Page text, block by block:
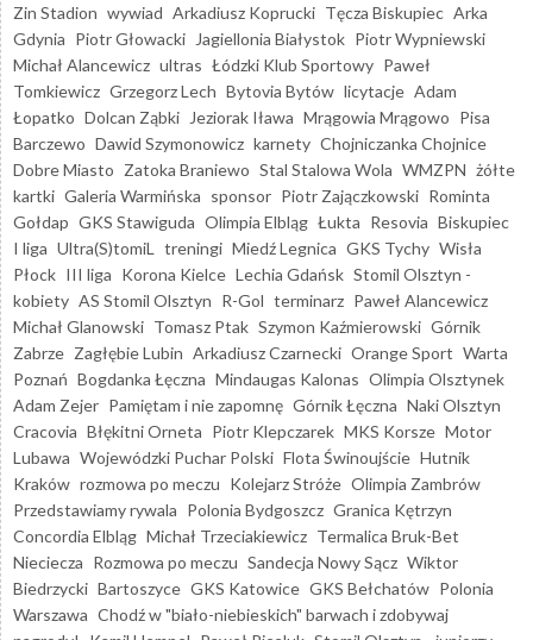
Zin Stadion wywiad Arkadiusz Koprucki Tęcza Biskupiec Arka
Gdynia Piotr Głowacki Jagiellonia Białystok Piotr Wypniewski
Michał Alancewicz ultras Łódzki Klub Sportowy Paweł
Tomkiewicz Grzegorz Lech Bytovia Bytów licytacje Adam
Łopatko Dolcan Ząbki Jeziorak Iława Mrągowia Mrągowo Pisa
Barczewo Dawid Szymonowicz karnety Chojniczanka Chojnice
Dobre Miasto Zatoka Braniewo Stal Stalowa Wola WMZPN żółte
kartki Galeria Warmińska sponsor Piotr Zajączkowski Rominta
Gołdap GKS Stawiguda Olimpia Elbląg Łukta Resovia Biskupiec
I liga Ultra(S)tomiL treningi Miedź Legnica GKS Tychy Wisła
Płock III liga Korona Kielce Lechia Gdańsk Stomil Olsztyn -
kobiety AS Stomil Olsztyn R-Gol terminarz Paweł Alancewicz
Michał Glanowski Tomasz Ptak Szymon Kaźmierowski Górnik
Zabrze Zagłębie Lubin Arkadiusz Czarnecki Orange Sport Warta
Poznań Bogdanka Łęczna Mindaugas Kalonas Olimpia Olsztynek
Adam Zejer Pamiętam i nie zapomnę Górnik Łęczna Naki Olsztyn
Cracovia Błękitni Orneta Piotr Klepczarek MKS Korsze Motor
Lubawa Wojewódzki Puchar Polski Flota Świnoujście Hutnik
Kraków rozmowa po meczu Kolejarz Stróże Olimpia Zambrów
Przedstawiamy rywala Polonia Bydgoszcz Granica Kętrzyn
Concordia Elbląg Michał Trzeciakiewicz Termalica Bruk-Bet
Nieciecza Rozmowa po meczu Sandecja Nowy Sącz Wiktor
Biedrzycki Bartoszyce GKS Katowice GKS Bełchatów Polonia
Warszawa Chodź w "biało-niebieskich" barwach i zdobywaj